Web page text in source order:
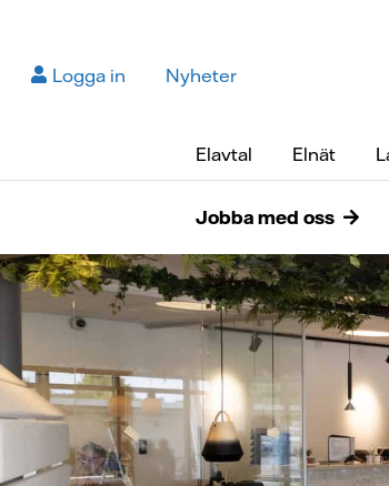
Logga in Nyheter
Elavtal Elnät
Jobba med oss